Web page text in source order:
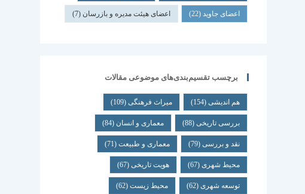
اعضای جاوید(22) اعضای هیئت مدیره و بازرسان (7)
برچسب تقسیم‌بندی‌های موضوعی مقالات
هم اندیشی(154) میراث فرهنگی(109)
بررسی تاریخی(88) معماری و انسان (84)
نقد و بررسی(79) معماری و طبیعت(71)
محیط شهری(67) هویت تاریخی(67)
توسعه شهری(62) محیط زیست(62)